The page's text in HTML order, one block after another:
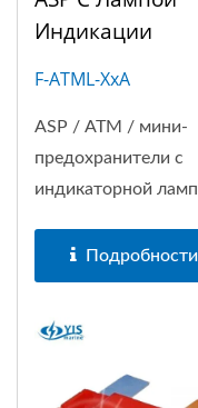
Индикации
F-ATML-XxA
ASP / ATM / мини-
предохранители с
индикаторной
Подробности